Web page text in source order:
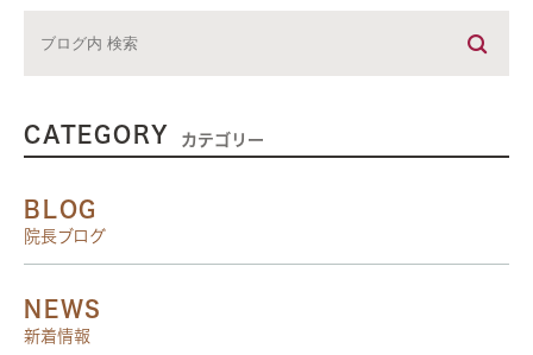
CATEGORY カテゴリー
BLOG
院長ブログ
NEWS
新着情報